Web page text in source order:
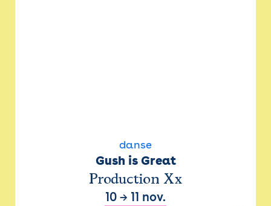
danse
Gush is Great
Production Xx
10 → 11 nov.